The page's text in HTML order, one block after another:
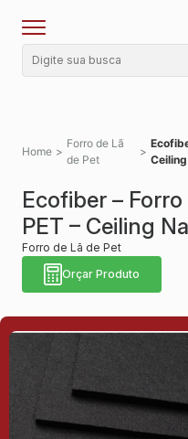
Home >
Forro de Lã
de Pet
>
Ecofiber –
PET – Ceiling
Forro de Lã de Pet
Orçar Produto